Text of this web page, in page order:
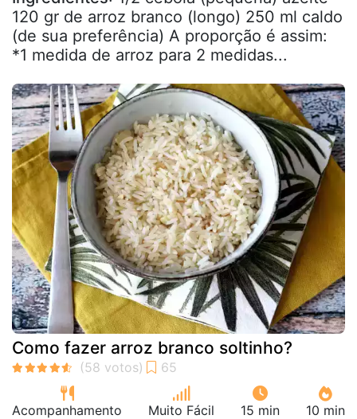
120 gr de arroz branco (longo) 250 ml caldo
(de sua preferência) A proporção é assim:
*1 medida de arroz para 2 medidas...
Como fazer arroz branco soltinho?
Acompanhamento Muito Fácil 15 min 10 min